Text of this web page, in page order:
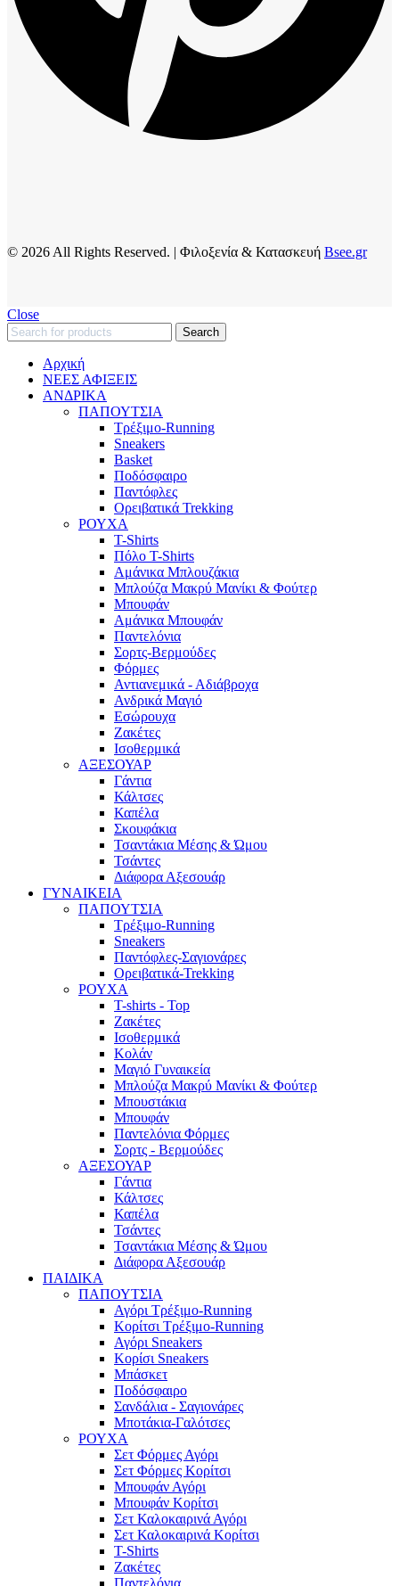
© 2026 All Rights Reserved. | Φιλοξενία & Κατασκευή Bsee.gr
Close
Search
Αρχική
ΝΕΕΣ ΑΦΙΞΕΙΣ
AΝΔΡΙΚΑ
ΠΑΠΟΥΤΣΙΑ
Τρέξιμο-Running
Sneakers
Basket
Ποδόσφαιρο
Παντόφλες
Ορειβατικά Trekking
ΡΟΥΧΑ
T-Shirts
Πόλο T-Shirts
Αμάνικα Μπλουζάκια
Μπλούζα Μακρύ Μανίκι & Φούτερ
Μπουφάν
Αμάνικα Μπουφάν
Παντελόνια
Σορτς-Βερμούδες
Φόρμες
Αντιανεμικά - Αδιάβροχα
Ανδρικά Μαγιό
Εσώρουχα
Ζακέτες
Ισοθερμικά
ΑΞΕΣΟΥΑΡ
Γάντια
Κάλτσες
Καπέλα
Σκουφάκια
Τσαντάκια Μέσης & Ώμου
Τσάντες
Διάφορα Αξεσουάρ
ΓΥΝΑΙΚΕΙΑ
ΠΑΠΟΥΤΣΙΑ
Τρέξιμο-Running
Sneakers
Παντόφλες-Σαγιονάρες
Ορειβατικά-Trekking
ΡΟΥΧΑ
T-shirts - Top
Ζακέτες
Ισοθερμικά
Κολάν
Μαγιό Γυναικεία
Μπλούζα Μακρύ Μανίκι & Φούτερ
Μπουστάκια
Μπουφάν
Παντελόνια Φόρμες
Σορτς - Βερμούδες
ΑΞΕΣΟΥΑΡ
Γάντια
Κάλτσες
Καπέλα
Τσάντες
Τσαντάκια Μέσης & Ώμου
Διάφορα Αξεσουάρ
ΠΑΙΔΙΚΑ
ΠΑΠΟΥΤΣΙΑ
Αγόρι Τρέξιμο-Running
Κορίτσι Τρέξιμο-Running
Αγόρι Sneakers
Κορίσι Sneakers
Μπάσκετ
Ποδόσφαιρο
Σανδάλια - Σαγιονάρες
Μποτάκια-Γαλότσες
ΡΟΥΧΑ
Σετ Φόρμες Αγόρι
Σετ Φόρμες Κορίτσι
Μπουφάν Αγόρι
Μπουφάν Κορίτσι
Σετ Καλοκαιρινά Αγόρι
Σετ Καλοκαιρινά Κορίτσι
T-Shirts
Ζακέτες
Παντελόνια